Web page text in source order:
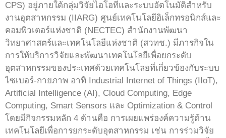
CPS) อยู่ภายใต้กลุ่มวิจัยไอโอทีและระบบอัตโนมัติสำหรับ
งานอุตสาหกรรม (IIARG) ศูนย์เทคโนโลยีอิเล็กทรอนิกส์และ
คอมพิวเตอร์แห่งชาติ (NECTEC) สำนักงานพัฒนา
วิทยาศาสตร์และเทคโนโลยีแห่งชาติ (สวทช.) มีภารกิจใน
การให้บริการวิจัยและพัฒนาเทคโนโลยีเพื่อยกระดับ
อุตสาหกรรมของประเทศด้วยเทคโนโลยที่เกี่ยวข้องกับระบบ
ไซเบอร์-กายภาพ อาทิ Industrial Internet of Things (IIoT),
Artificial Intelligence (AI), Cloud Computing, Edge
Computing, Smart Sensors และ Optimization & Control
โดยมีกิจกรรมหลัก 4 ด้านคือ การเผยแพร่องค์ความรู้ด้าน
เทคโนโลยีเพื่อการยกระดับอุตสาหกรรม เช่น การร่วมวิจัย